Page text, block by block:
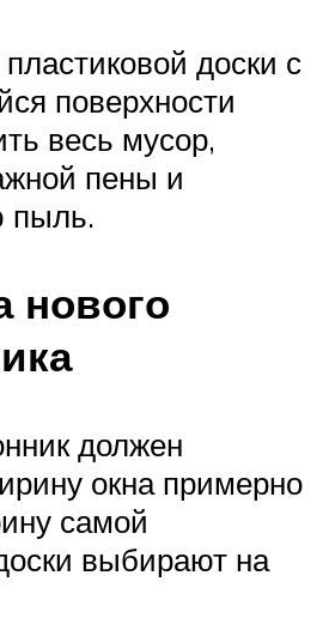
доски с
поверхности
весь мусор,
пены и
пыль.
нового
должен
окна примерно
самой
выбирают на